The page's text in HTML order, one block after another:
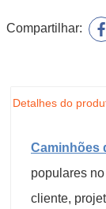
Compartilhar:
Detalhes do
Caminhões
populares
cliente,